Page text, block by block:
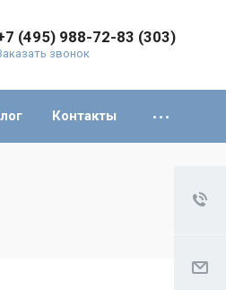
(495) 988-72-83 (303)
звонок
Контакты